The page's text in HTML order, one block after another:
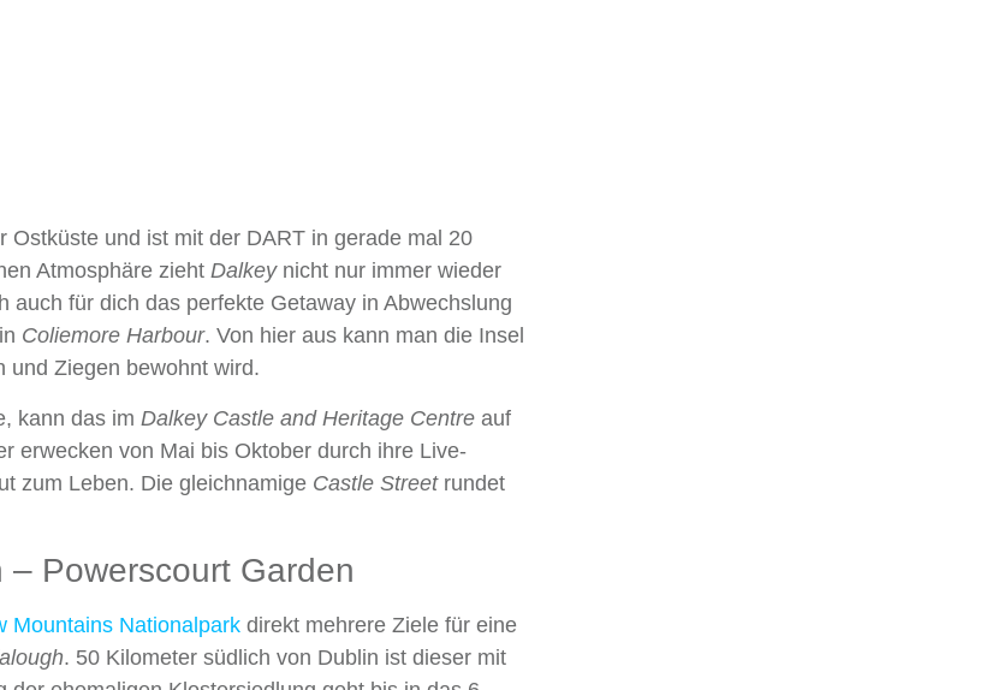
und ist mit der DART in gerade mal 20
Atmosphäre zieht Dalkey nicht nur immer wieder
für dich das perfekte Getaway in Abwechslung
Coliemore Harbour. Von hier aus kann man die Insel
und Ziegen bewohnt wird.
kann das im Dalkey Castle and Heritage Centre auf
erwecken von Mai bis Oktober durch ihre Live-
zum Leben. Die gleichnamige Castle Streetrundet
Powerscourt Garden
Mountains Nationalpark direkt mehrere Ziele für eine
. 50 Kilometer südlich von Dublin ist dieser mit